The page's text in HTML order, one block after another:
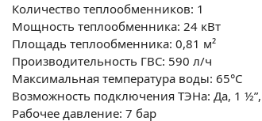
Количество теплообменников: 1
Мощность теплообменника: 24 кВт
Площадь теплообменника: 0,81 м²
Производительность ГВС: 590 л/ч
Максимальная температура воды: 65°C
Возможность подключения ТЭНа: Да, 1
Рабочее давление: 7 бар